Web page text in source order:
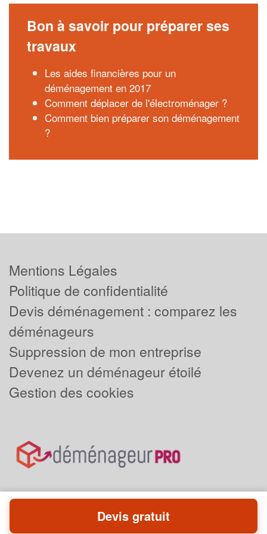
Bon à savoir pour préparer ses
travaux
Les aides financières pour un
déménagement en 2017
Comment déplacer de l'électroménager ?
Comment bien préparer son déménagement
?
Mentions Légales
Politique de confidentialité
Devis déménagement : comparez les
déménageurs
Suppression de mon entreprise
Devenez un déménageur étoilé
Gestion des cookies
Powered byPlus que pro
Devis gratuit